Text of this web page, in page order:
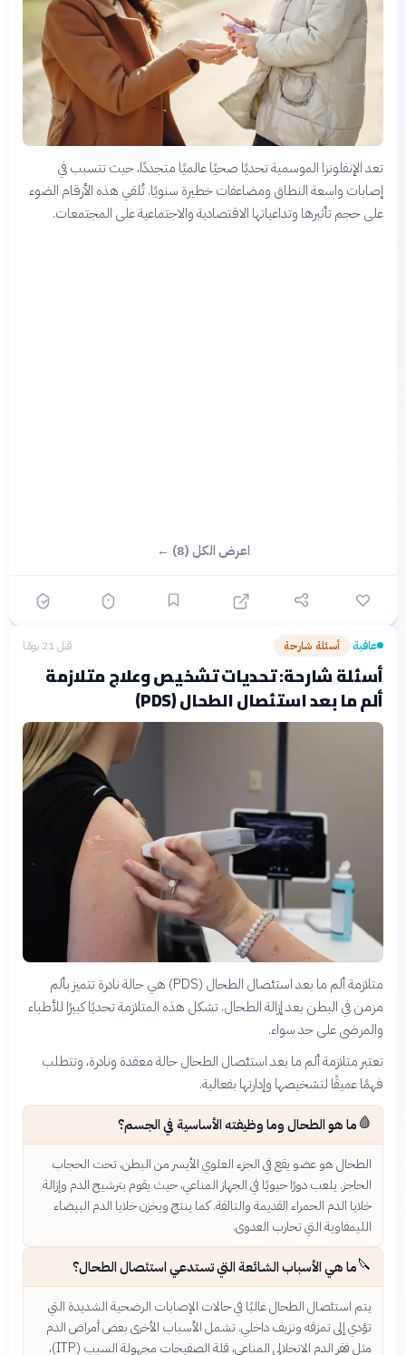
تعد الإنفلونزا الموسمية تحديًا صحيًا عالميًا متجددًا، حيث تتسبب في
إصابات واسعة النطاق ومضاعفات خطيرة سنويًا. تُلقي هذه الأرقام الضوء
على حجم تأثيرها وتداعياتها الاقتصادية والاجتماعية على المجتمعات.
اعرض الكل (8) ←
عافية› أسئلة شارحة قبل 21 يومًا
أسئلة شارحة: تحديات تشخيص وعلاج متلازمة
ألم ما بعد استئصال الطحال (PDS)
متلازمة ألم ما بعد استئصال الطحال (PDS) هي حالة نادرة تتميز بألم
مزمن في البطن بعد إزالة الطحال. تشكل هذه المتلازمة تحديًا كبيرًا للأطباء
والمرضى على حد سواء.
تعتبر متلازمة ألم ما بعد استئصال الطحال حالة معقدة ونادرة، وتتطلب
فهمًا عميقًا لتشخيصها وإدارتها بفعالية.
🩸ما هو الطحال وما وظيفته الأساسية في الجسم؟
الطحال هو عضو يقع في الجزء العلوي الأيسر من البطن، تحت الحجاب
الحاجز. يلعب دورًا حيويًا في الجهاز المناعي، حيث يقوم بترشيح الدم وإزالة
خلايا الدم الحمراء القديمة والتالفة. كما ينتج ويخزن خلايا الدم البيضاء
الليمفاوية التي تحارب العدوى.
🔪ما هي الأسباب الشائعة التي تستدعي استئصال الطحال؟
يتم استئصال الطحال غالبًا في حالات الإصابات الرضحية الشديدة التي
تؤدي إلى تمزقه ونزيف داخلي. تشمل الأسباب الأخرى بعض أمراض الدم
مثل فقر الدم الانحلالي المناعي، قلة الصفيحات مجهولة السبب (ITP)،